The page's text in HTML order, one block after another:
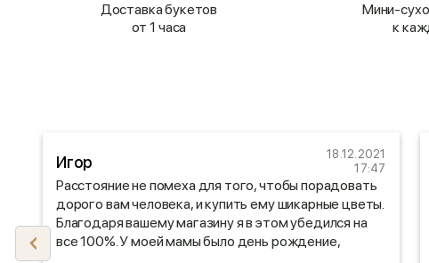
Доставка букетов
от 1 часа
Мини-
к
Игор
18.12.2021
17:47
Расстояние не помеха для того, чтобы порадовать
дорого вам человека, и купить ему шикарные цветы.
Благодаря вашему магазину я в этом убедился на
все 100%. У моей мамы было день рождение,